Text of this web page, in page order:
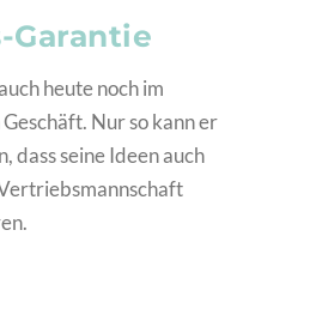
Garantie
heute noch im
Nur so kann er
dass seine Ideen auch